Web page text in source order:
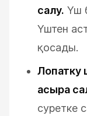
салу. Үш
Үштен
қосады.
Лопатку
асыра
суретке